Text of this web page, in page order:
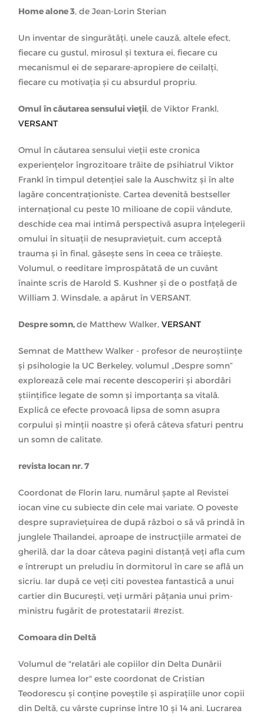
Home alone 3, de Jean-Lorin Sterian
Un inventar de singurătăți, unele cauză, altele efect,
fiecare cu gustul, mirosul și textura ei, fiecare cu
mecanismul ei de separare-apropiere de ceilalți,
fiecare cu motivația și cu absurdul propriu.
Omul în căutarea sensului vieții, de Viktor Frankl,
VERSANT
Omul în căutarea sensului vieții este cronica
experiențelor îngrozitoare trăite de psihiatrul Viktor
Frankl în timpul detenției sale la Auschwitz și în alte
lagăre concentraționiste. Cartea devenită bestseller
internațional cu peste 10 milioane de copii vândute,
deschide cea mai intimă perspectivă asupra înțelegerii
omului în situații de nesupraviețuit, cum acceptă
trauma și în final, găsește sens în ceea ce trăiește.
Volumul, o reeditare împrospătată de un cuvânt
înainte scris de Harold S. Kushner și de o postfață de
William J. Winsdale, a apărut în VERSANT.
Despre somn,de Matthew Walker, VERSANT
Semnat de Matthew Walker - profesor de neuroștiințe
și psihologie la UC Berkeley, volumul „Despre somn”
explorează cele mai recente descoperiri și abordări
științifice legate de somn și importanța sa vitală.
Explică ce efecte provoacă lipsa de somn asupra
corpului și minții noastre și oferă câteva sfaturi pentru
un somn de calitate.
revista Iocan nr. 7
Coordonat de Florin Iaru, numărul șapte al Revistei
iocan vine cu subiecte din cele mai variate. O poveste
despre supraviețuirea de după război o să vă prindă în
junglele Thailandei, aproape de instrucțiile armatei de
gherilă, dar la doar câteva pagini distanță veți afla cum
e întrerupt un preludiu în dormitorul în care se află un
sicriu. Iar după ce veți citi povestea fantastică a unui
cartier din București, veți urmări pățania unui prim-
ministru fugărit de protestatarii #rezist.
Comoara din Deltă
Volumul de "relatări ale copiilor din Delta Dunării
despre lumea lor" este coordonat de Cristian
Teodorescu și conține poveștile și aspirațiile unor copii
din Deltă, cu vârste cuprinse între 10 și 14 ani. Lucrarea